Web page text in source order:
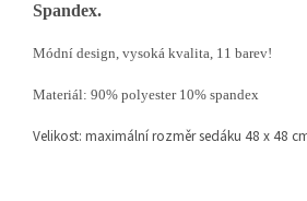
Spandex.
Módní design, vysoká kvalita, 11 barev!
Materiál: 90% polyester 10% spandex
Velikost: maximální rozměr sedáku 48 x 48